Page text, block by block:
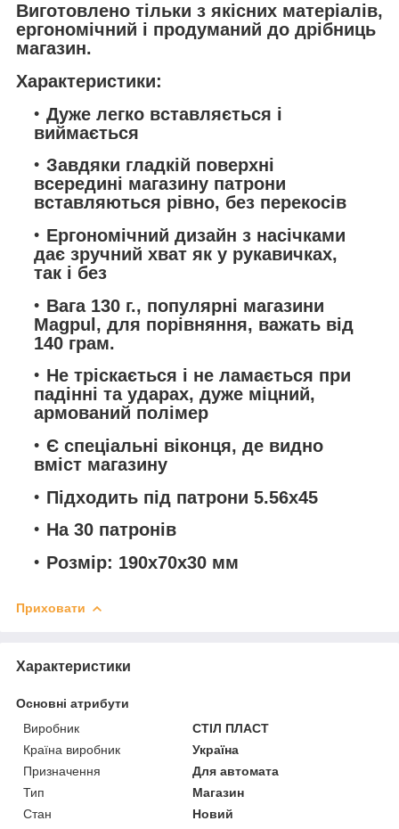
Виготовлено тільки з якісних матеріалів,
ергономічний і продуманий до дрібниць
магазин.
Характеристики:
Дуже легко вставляється і
виймається
Завдяки гладкій поверхні
всередині магазину патрони
вставляються рівно, без перекосів
Ергономічний дизайн з насічками
дає зручний хват як у рукавичках,
так і без
Вага 130 г., популярні магазини
Magpul, для порівняння, важать від
140 грам.
Не тріскається і не ламається при
падінні та ударах, дуже міцний,
армований полімер
Є спеціальні віконця, де видно
вміст магазину
Підходить під патрони 5.56х45
На 30 патронів
Розмір: 190х70х30 мм
Приховати
Характеристики
Основні атрибути
Виробник
СТІЛ ПЛАСТ
Країна виробник
Україна
Призначення
Для автомата
Тип
Магазин
Стан
Новий